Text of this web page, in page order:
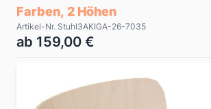
Farben, 2 Höhen
Artikel-Nr. Stuhl3AKIGA-26-7035
ab 159,00 €